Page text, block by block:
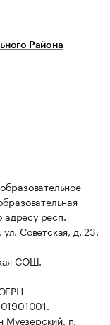
Района
адресу респ.
Советская, д. 23.
СОШ.
Муезерский, п.